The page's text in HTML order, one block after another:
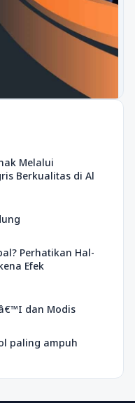
Melalui
Berkualitas di Al
Perhatikan Hal-
Efek
dan Modis
paling ampuh